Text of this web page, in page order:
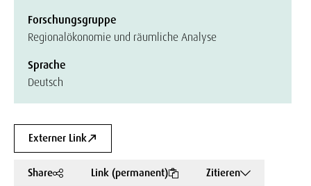
Forschungsgruppe
Regionalökonomie und räumliche Analyse
Sprache
Deutsch
Externer Link
Share Link (permanent) Zitieren